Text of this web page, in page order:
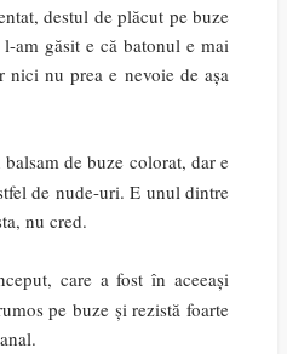
destul de plăcut pe buze
am găsit e că batonul e mai
nu prea e nevoie de așa
de buze colorat, dar e
de nude-uri. E unul dintre
nu cred.
care a fost în aceeași
pe buze și rezistă foarte